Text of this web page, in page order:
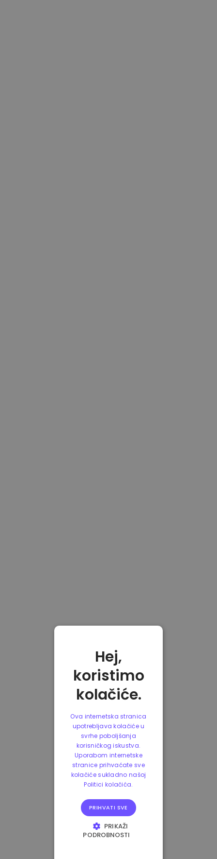
Hej,
koristimo
kolačiće.
Ova internetska stranica
upotrebljava kolačiće u
svrhe poboljšanja
korisničkog iskustva.
Uporabom internetske
stranice prihvaćate sve
kolačiće sukladno našoj
Politici kolačića.
PRIHVATI SVE
PRIKAŽI
PODROBNOSTI